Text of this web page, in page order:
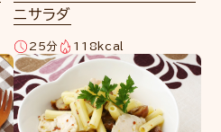
ニサラダ
25分 118kcal